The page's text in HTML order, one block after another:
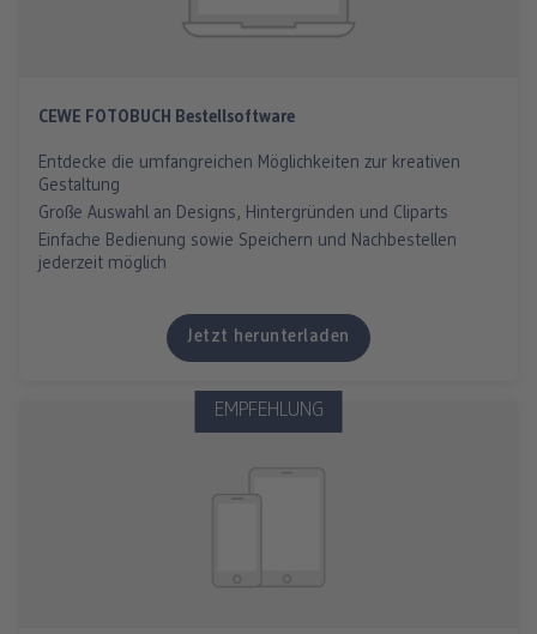
CEWE FOTOBUCH Bestellsoftware
Entdecke die umfangreichen Möglichkeiten zur kreativen
Gestaltung
Große Auswahl an Designs, Hintergründen und Cliparts
Einfache Bedienung sowie Speichern und Nachbestellen
jederzeit möglich
Jetzt herunterladen
EMPFEHLUNG